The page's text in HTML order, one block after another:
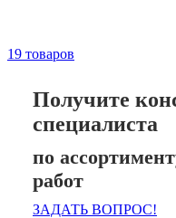
19 товаров
Получите
специалиста
по
работ
ЗАДАТЬ ВОПРОС!